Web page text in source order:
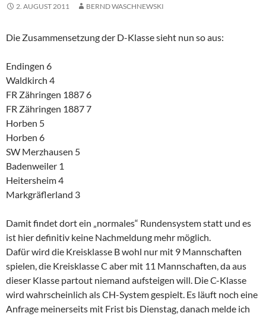
2. AUGUST 2011 BERND WASCHNEWSKI
Die Zusammensetzung der D-Klasse sieht nun so aus:
Endingen 6
Waldkirch 4
FR Zähringen 1887 6
FR Zähringen 1887 7
Horben 5
Horben 6
SW Merzhausen 5
Badenweiler 1
Heitersheim 4
Markgräflerland 3
Damit findet dort ein „normales“ Rundensystem statt und es
ist hier definitiv keine Nachmeldung mehr möglich.
Dafür wird die Kreisklasse B wohl nur mit 9 Mannschaften
spielen, die Kreisklasse C aber mit 11 Mannschaften, da aus
dieser Klasse partout niemand aufsteigen will. Die C-Klasse
wird wahrscheinlich als CH-System gespielt. Es läuft noch eine
Anfrage meinerseits mit Frist bis Dienstag, danach melde ich